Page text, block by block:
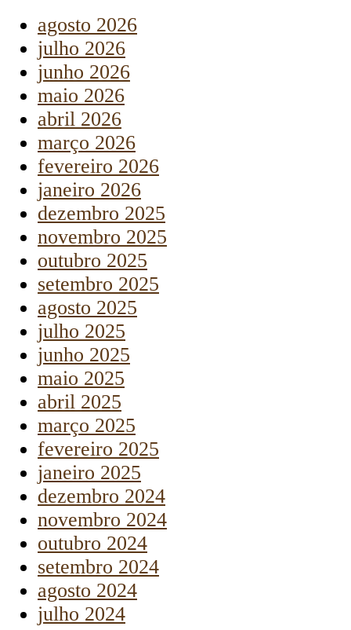
agosto 2026
julho 2026
junho 2026
maio 2026
abril 2026
março 2026
fevereiro 2026
janeiro 2026
dezembro 2025
novembro 2025
outubro 2025
setembro 2025
agosto 2025
julho 2025
junho 2025
maio 2025
abril 2025
março 2025
fevereiro 2025
janeiro 2025
dezembro 2024
novembro 2024
outubro 2024
setembro 2024
agosto 2024
julho 2024